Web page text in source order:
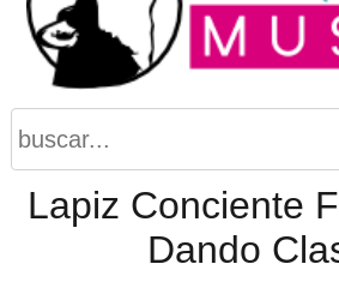
Lapiz Conciente
Dando